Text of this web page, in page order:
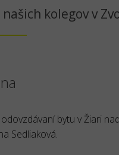
kolegov v
bytu v Žiari
Sedliaková.